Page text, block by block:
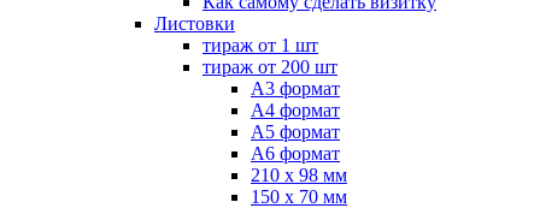
Листовки
тираж от 1 шт
тираж от 200 шт
А3 формат
А4 формат
А5 формат
А6 формат
210 х 98 мм
150 х 70 мм